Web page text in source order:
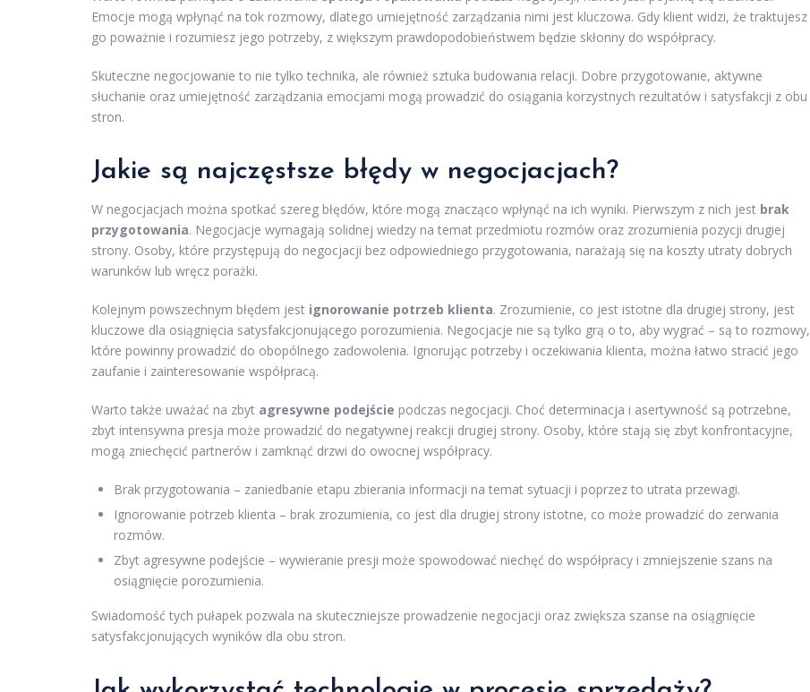
Emocje mogą wpłynąć na tok rozmowy, dlatego umiejętność zarządzania nimi jest kluczowa. Gdy klient widzi, że traktujesz
go poważnie i rozumiesz jego potrzeby, z większym prawdopodobieństwem będzie skłonny do współpracy.
Skuteczne negocjowanie to nie tylko technika, ale również sztuka budowania relacji. Dobre przygotowanie, aktywne
słuchanie oraz umiejętność zarządzania emocjami mogą prowadzić do osiągania korzystnych rezultatów i satysfakcji z obu
stron.
Jakie są najczęstsze błędy w negocjacjach?
W negocjacjach można spotkać szereg błędów, które mogą znacząco wpłynąć na ich wyniki. Pierwszym z nich jest brak
przygotowania. Negocjacje wymagają solidnej wiedzy na temat przedmiotu rozmów oraz zrozumienia pozycji drugiej
strony. Osoby, które przystępują do negocjacji bez odpowiedniego przygotowania, narażają się na koszty utraty dobrych
warunków lub wręcz porażki.
Kolejnym powszechnym błędem jest ignorowanie potrzeb klienta. Zrozumienie, co jest istotne dla drugiej strony, jest
kluczowe dla osiągnięcia satysfakcjonującego porozumienia. Negocjacje nie są tylko grą o to, aby wygrać – są to rozmowy,
które powinny prowadzić do obopólnego zadowolenia. Ignorując potrzeby i oczekiwania klienta, można łatwo stracić jego
zaufanie i zainteresowanie współpracą.
Warto także uważać na zbyt agresywne podejście podczas negocjacji. Choć determinacja i asertywność są potrzebne,
zbyt intensywna presja może prowadzić do negatywnej reakcji drugiej strony. Osoby, które stają się zbyt konfrontacyjne,
mogą zniechęcić partnerów i zamknąć drzwi do owocnej współpracy.
Brak przygotowania – zaniedbanie etapu zbierania informacji na temat sytuacji i poprzez to utrata przewagi.
Ignorowanie potrzeb klienta – brak zrozumienia, co jest dla drugiej strony istotne, co może prowadzić do zerwania
rozmów.
Zbyt agresywne podejście – wywieranie presji może spowodować niechęć do współpracy i zmniejszenie szans na
osiągnięcie porozumienia.
Swiadomość tych pułapek pozwala na skuteczniejsze prowadzenie negocjacji oraz zwiększa szanse na osiągnięcie
satysfakcjonujących wyników dla obu stron.